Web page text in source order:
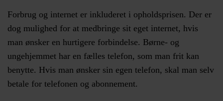
Forbrug og internet er inkluderet i opholdsprisen. Der er
dog mulighed for at medbringe sit eget internet, hvis
man ønsker en hurtigere forbindelse. Børne- og
ungehjemmet har en fælles telefon, som man frit kan
benytte. Hvis man ønsker sin egen telefon, skal man selv
betale for telefonen og abonnement.